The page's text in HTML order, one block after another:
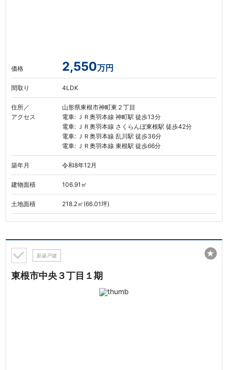
価格 2,550万円
間取り 4LDK
住所／
アクセス
山形県東根市神町東２丁目
電車: ＪＲ奥羽本線 神町駅 徒歩13分
電車: ＪＲ奥羽本線 さくらんぼ東根駅 徒歩42分
電車: ＪＲ奥羽本線 乱川駅 徒歩36分
電車: ＪＲ奥羽本線 東根駅 徒歩66分
築年月 令和8年12月
建物面積 106.91㎡
土地面積 218.2㎡(66.01坪)
新築戸建
東根市中央３丁目１期
★